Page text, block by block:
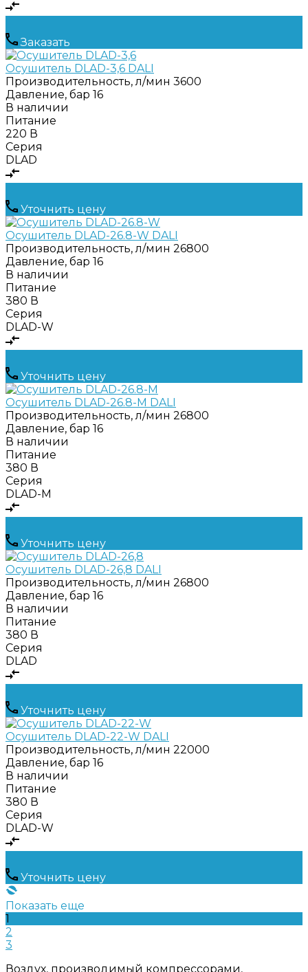
Заказать
Осушитель DLAD-3,6 DALI
Производительность, л/мин 3600
Давление, бар 16
В наличии
Питание
220 В
Серия
DLAD
Уточнить цену
Осушитель DLAD-26.8-W DALI
Производительность, л/мин 26800
Давление, бар 16
В наличии
Питание
380 В
Серия
DLAD-W
Уточнить цену
Осушитель DLAD-26.8-M DALI
Производительность, л/мин 26800
Давление, бар 16
В наличии
Питание
380 В
Серия
DLAD-M
Уточнить цену
Осушитель DLAD-26,8 DALI
Производительность, л/мин 26800
Давление, бар 16
В наличии
Питание
380 В
Серия
DLAD
Уточнить цену
Осушитель DLAD-22-W DALI
Производительность, л/мин 22000
Давление, бар 16
В наличии
Питание
380 В
Серия
DLAD-W
Уточнить цену
Показать еще
1
2
3
Воздух, производимый компрессорами,